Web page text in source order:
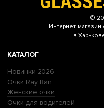
©
Интернет-магазин
в
КАТАЛОГ
Новинки 2026
Очки Ray Ban
Женские очки
Очки для водителей